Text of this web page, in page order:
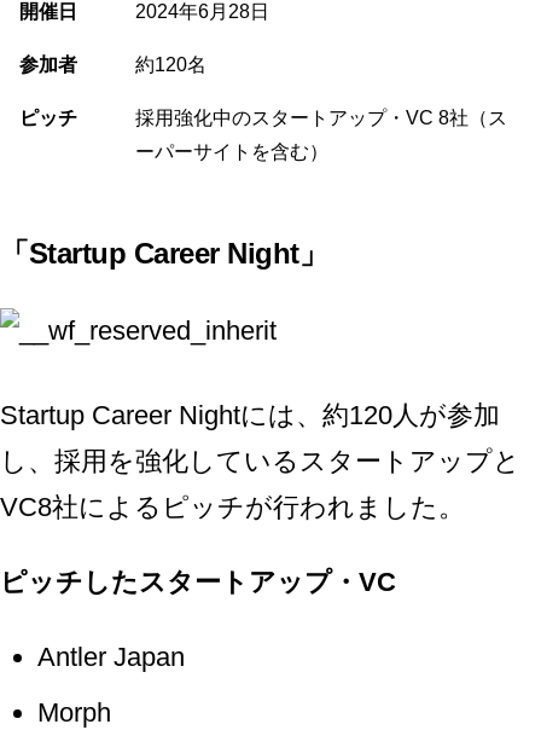
開催日 2024年6月28日
参加者 約120名
ピッチ
採用強化中のスタートアップ・VC 8社（ス
ーパーサイトを含む）
「Startup Career Night」
Startup Career Nightには、約120人が参加
し、採用を強化しているスタートアップと
VC8社によるピッチが行われました。
ピッチしたスタートアップ・VC
Antler Japan
Morph